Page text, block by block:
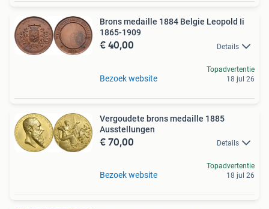
Brons medaille 1884 Belgie Leopold Ii
1865-1909
€ 40,00 Details
Bezoek website
Topadvertentie
18 jul 26
Vergoudete brons medaille 1885
Ausstellungen
€ 70,00 Details
Bezoek website
Topadvertentie
18 jul 26